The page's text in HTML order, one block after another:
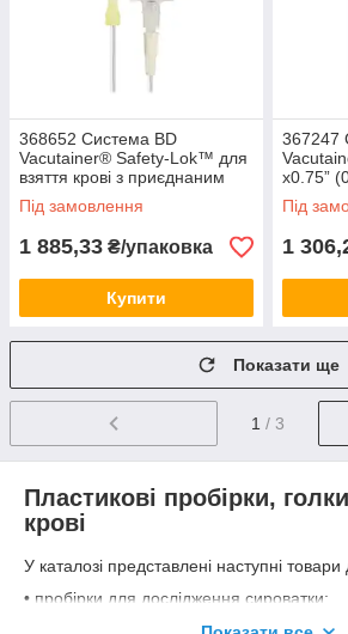
368652 Система BD
Vacutainer® Safety-Lok™ для
взяття крові з приєднаним
тримачем, розміром
21Gx0.75”; довжина мм
Під замовлення
1 885,33 ₴/упаковка
Купити
367247
x0.75”
Під
1
Показати ще
1 / 3
Пластикові пробірки,
крові
У каталозі представлені наступні
• пробірки для дослідження сироватки;
• пробірки для експрес-діагностики;